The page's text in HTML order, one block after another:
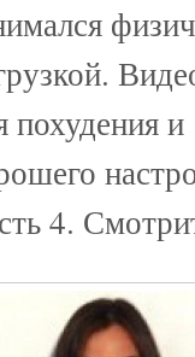
похудения и
4.